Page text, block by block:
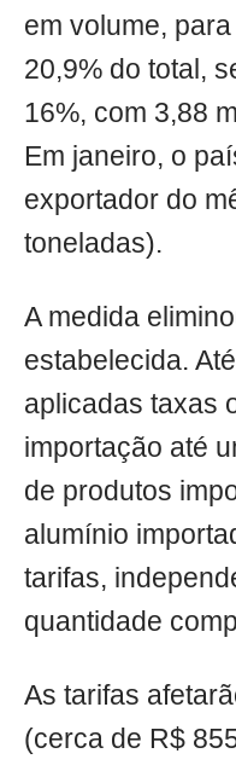
em volume,
20,9% do total,
16%, com 3,88
Em janeiro, o
exportador do
toneladas).
A medida
estabelecida.
aplicadas taxas
importação até
de produtos
alumínio
tarifas,
quantidade
As tarifas
(cerca de R$